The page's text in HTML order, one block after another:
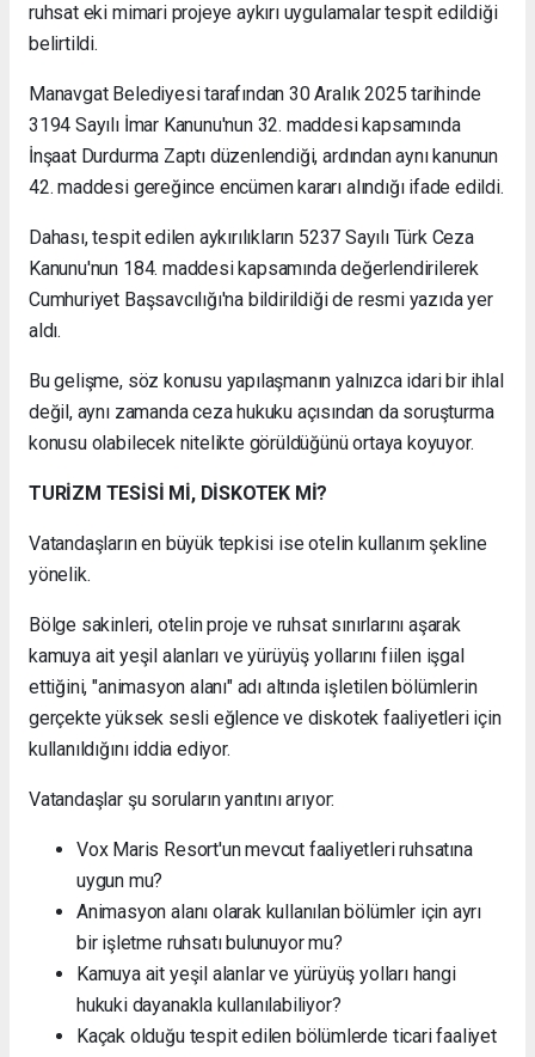
ruhsat eki mimari projeye aykırı uygulamalar tespit edildiği
belirtildi.
Manavgat Belediyesi tarafından 30 Aralık 2025 tarihinde
3194 Sayılı İmar Kanunu'nun 32. maddesi kapsamında
İnşaat Durdurma Zaptı düzenlendiği, ardından aynı kanunun
42. maddesi gereğince encümen kararı alındığı ifade edildi.
Dahası, tespit edilen aykırılıkların 5237 Sayılı Türk Ceza
Kanunu'nun 184. maddesi kapsamında değerlendirilerek
Cumhuriyet Başsavcılığı'na bildirildiği de resmi yazıda yer
aldı.
Bu gelişme, söz konusu yapılaşmanın yalnızca idari bir ihlal
değil, aynı zamanda ceza hukuku açısından da soruşturma
konusu olabilecek nitelikte görüldüğünü ortaya koyuyor.
TURİZM TESİSİ Mİ, DİSKOTEK Mİ?
Vatandaşların en büyük tepkisi ise otelin kullanım şekline
yönelik.
Bölge sakinleri, otelin proje ve ruhsat sınırlarını aşarak
kamuya ait yeşil alanları ve yürüyüş yollarını fiilen işgal
ettiğini, "animasyon alanı" adı altında işletilen bölümlerin
gerçekte yüksek sesli eğlence ve diskotek faaliyetleri için
kullanıldığını iddia ediyor.
Vatandaşlar şu soruların yanıtını arıyor:
Vox Maris Resort'un mevcut faaliyetleri ruhsatına
uygun mu?
Animasyon alanı olarak kullanılan bölümler için ayrı
bir işletme ruhsatı bulunuyor mu?
Kamuya ait yeşil alanlar ve yürüyüş yolları hangi
hukuki dayanakla kullanılabiliyor?
Kaçak olduğu tespit edilen bölümlerde ticari faaliyet